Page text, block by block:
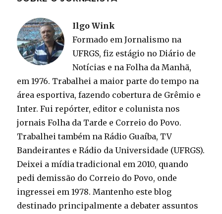
Ilgo Wink
Formado em Jornalismo na
UFRGS, fiz estágio no Diário de
Notícias e na Folha da Manhã,
em 1976. Trabalhei a maior parte do tempo na
área esportiva, fazendo cobertura de Grêmio e
Inter. Fui repórter, editor e colunista nos
jornais Folha da Tarde e Correio do Povo.
Trabalhei também na Rádio Guaíba, TV
Bandeirantes e Rádio da Universidade (UFRGS).
Deixei a mídia tradicional em 2010, quando
pedi demissão do Correio do Povo, onde
ingressei em 1978. Mantenho este blog
destinado principalmente a debater assuntos